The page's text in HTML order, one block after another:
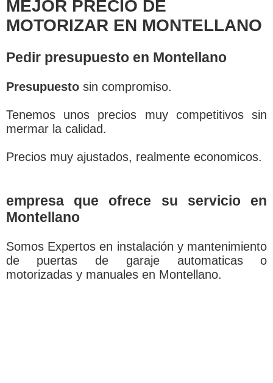
MEJOR PRECIO DE
MOTORIZAR EN MONTELLANO
Pedir presupuesto en Montellano
Presupuestosin compromiso.
Tenemos unos precios muy competitivos sin
mermar la calidad.
Precios muy ajustados, realmente economicos.
empresa que ofrece su servicio en
Montellano
Somos Expertos en instalación y mantenimiento
de puertas de garaje automaticas o
motorizadas y manuales en Montellano.